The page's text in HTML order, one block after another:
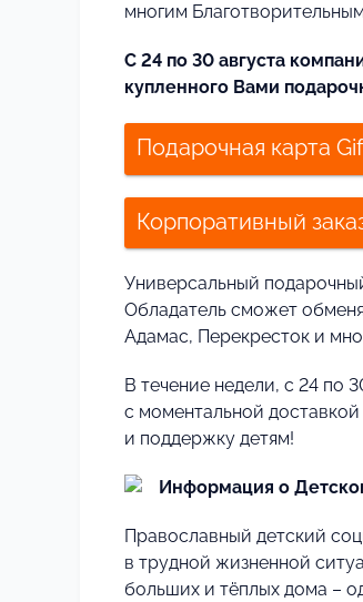
многим
С 24 по 30 августа
купленного Вами
Подарочная карта
Корпоративный
Универсальный
Обладатель сможет
Адамас, Перекресток и
В течение недели, с 24 по
с моментальной
и поддержку детям!
Информация о
Православный детский
в трудной жизненной
больших и тёплых дома –